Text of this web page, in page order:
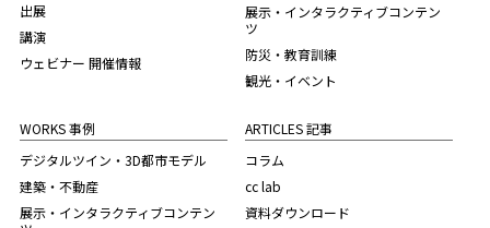
出展
講演
ウェビナー 開催情報
WORKS 事例
デジタルツイン・3D都市モデル
建築・不動産
展示・インタラクティブコンテン
展示・インタラクティブコンテン
ツ
防災・教育訓練
観光・イベント
ARTICLES 記事
コラム
cc lab
資料ダウンロード